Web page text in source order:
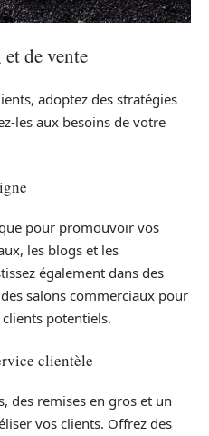
de vente
adoptez des stratégies
les aux besoins de votre
pour promouvoir vos
les blogs et les
également dans des
salons commerciaux pour
potentiels.
clientèle
des remises en gros et un
vos clients. Offrez des